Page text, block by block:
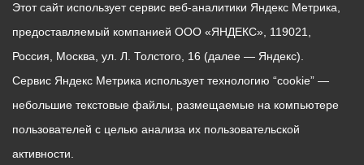
Этот сайт использует сервис веб-аналитики Яндекс Метрика,
предоставляемый компанией ООО «ЯНДЕКС», 119021,
Россия, Москва, ул. Л. Толстого, 16 (далее — Яндекс).
Сервис Яндекс Метрика использует технологию “cookie” —
небольшие текстовые файлы, размещаемые на компьютере
пользователей с целью анализа их пользовательской
активности.